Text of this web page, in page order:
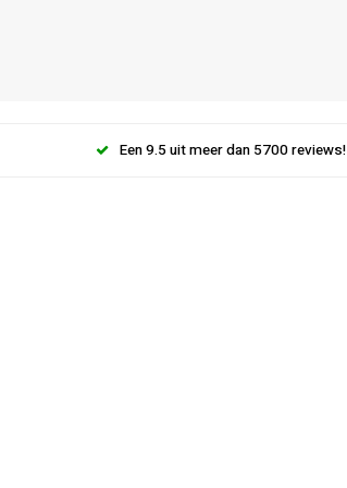
Een 9.5 uit meer dan 5700 reviews!